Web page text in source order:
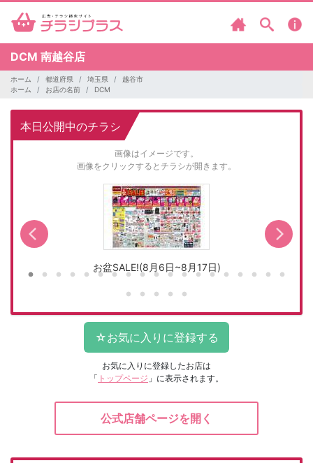
DCM 南越谷店
ホーム 都道府県 埼玉県
越谷市
ホーム
お店の名前 DCM
本日公開中のチラシ
画像はイメージです。
画像をクリックするとチラシが開きます。
お盆SALE!(8月6日~8月17日)
お気に入りに登録したお店は
「 トップページ 」に表示されます。
公式店舗ページを開く